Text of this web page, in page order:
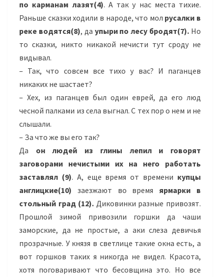
по карманам лазят(4). А так у нас места тихие.
Раньше сказки ходили в народе, что мол русалки в
реке водятся(8), да упыри по лесу бродят(7). Но
то сказки, никто никакой нечисти тут сроду не
видывал.
– Так, что совсем все тихо у вас? И паганцев
никаких не шастает?
– Хех, из паганцев был один еврей, да его люд
чесной палками из села выгнал. С тех пор о нем и не
слышали.
– За что же вы его так?
Да он людей из глины лепил и говорят
заговорами нечистыми их на него работать
заставлял (9). А, еще время от времени купцы
англицкие(10) заезжают во время ярмарки в
стольный град (12). Диковинки разные привозят.
Прошлой зимой привозили горшки да чаши
заморские, да не простые, а аки слеза девичья
прозрачные. У князя в светлице такие окна есть, а
вот горшков таких я никогда не видел. Красота,
хотя поговаривают что бесовщина это. Но все